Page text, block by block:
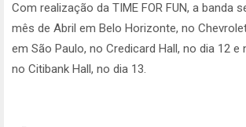
Com realização da TIME FOR FUN, a banda
mês de Abril em Belo Horizonte, no
em São Paulo, no Credicard Hall, no dia 12 e
no Citibank Hall, no dia 13.